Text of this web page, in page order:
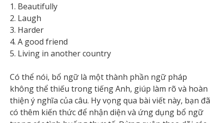
1. Beautifully
2. Laugh
3. Harder
4. A good friend
5. Living in another country
Có thể nói, bổ ngữ là một thành phần ngữ pháp
không thể thiếu trong tiếng Anh, giúp làm rõ và hoàn
thiện ý nghĩa của câu. Hy vọng qua bài viết này, bạn đã
có thêm kiến thức để nhận diện và ứng dụng bổ ngữ